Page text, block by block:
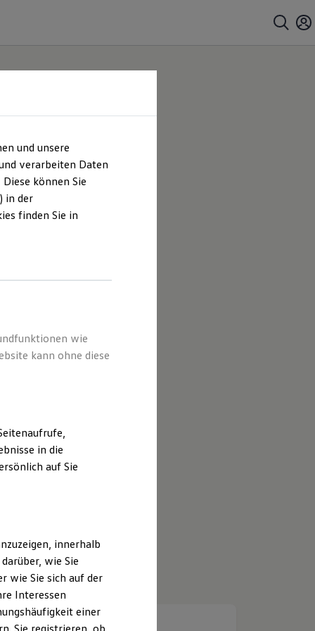
und unsere
verarbeiten Daten
können Sie
in der
finden Sie in
wie
kann ohne diese
in die
auf Sie
innerhalb
wie Sie
wie Sie sich auf der
Interessen
einer
Sie registrieren, ob